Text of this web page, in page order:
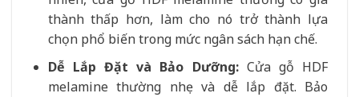
thành thấp hơn, làm cho nó trở thành lựa
chọn phổ biến trong mức ngân sách hạn chế.
Dễ Lắp Đặt và Bảo Dưỡng:Cửa gỗ HDF
melamine thường nhẹ và dễ lắp đặt. Bảo